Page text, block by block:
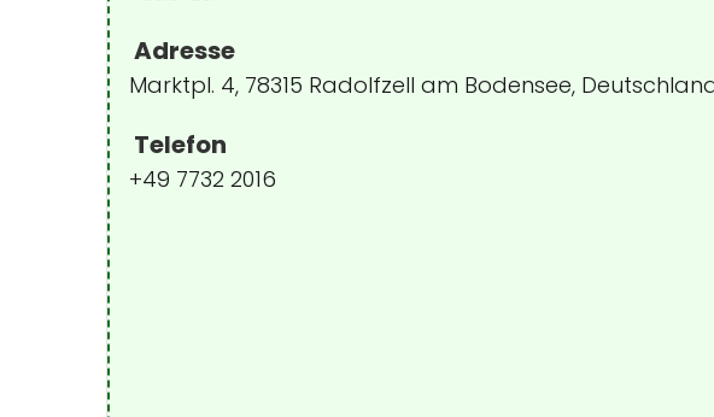
Adresse
Marktpl. 4, 78315 Radolfzell am Bodensee,
Telefon
+49 7732 2016